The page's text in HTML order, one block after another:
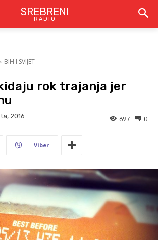
SREBRENI
RADIO
BIH I SVIJET
rok trajanja jer
2016 0
697
Viber